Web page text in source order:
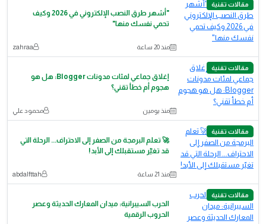
مقالات تقنية
"أشهر طرق النصب الإلكتروني في 2026 وكيف
تحمي نفسك منها"
منذ 20 ساعة zahraa
مقالات تقنية
إغلاق جماعي لمئات مدونات Blogger: هل هو
هجوم أم خطأ تقني؟
منذ يومين محمود علي
مقالات تقنية
🚀 تعلم البرمجة من الصفر إلى الاحتراف... الرحلة التي
قد تغيّر مستقبلك إلى الأبد!
منذ 21 ساعة abdalfttah
مقالات تقنية
الحرب السيبرانية: ميدان المعارك الحديثة وعصر
الحروب الرقمية